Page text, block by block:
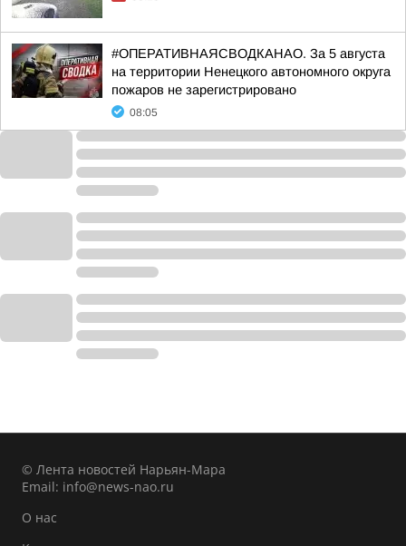
#ОПЕРАТИВНАЯСВОДКАНАО. За 5 августа
на территории Ненецкого автономного округа
пожаров не зарегистрировано
08:05
© Лента новостей Нарьян-Мара
Email: info@news-nao.ru
О нас